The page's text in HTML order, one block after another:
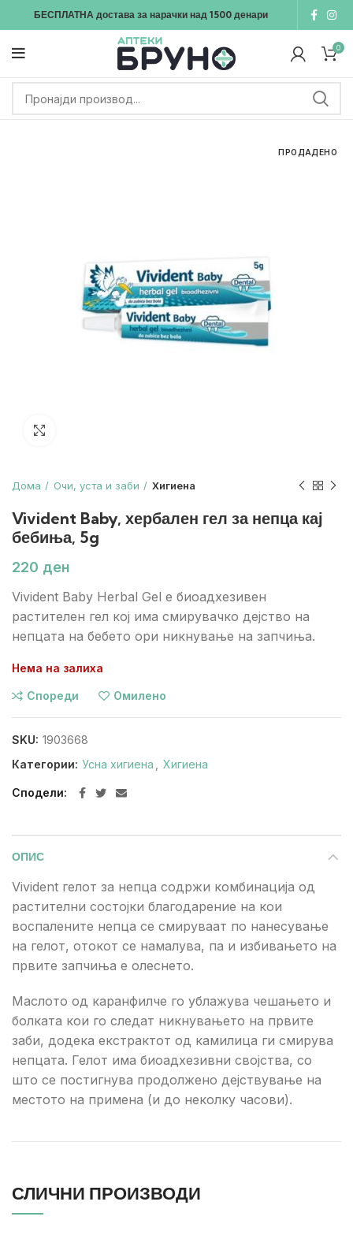
БЕСПЛАТНА доставаза нарачки над 1500денари
0
ПРОДАДЕНО
Дома Очи, уста и заби Хигиена
Vivident Baby, хербален гел за непца кај
бебиња, 5g
ден
Vivident Baby Herbal Gel е биоадхезивен
растителен гел кој има смирувачко дејство на
непцата на бебето ори никнување на запчиња.
Нема на залиха
Спореди Омилено
SKU: 1903668
Категории: Усна хигиена Хигиена
Сподели
ОПИС
Vivident гелот за непца содржи комбинација од
растителни состојки благодарение на кои
воспалените непца се смируваат по нанесување
на гелот, отокот се намалува, па и избивањето на
првите запчиња е олеснето.
Маслото од каранфилче го ублажува чешањето и
болката кои го следат никнувањето на првите
заби, додека екстрактот од камилица ги смирува
непцата. Гелот има биоадхезивни својства, со
што се постигнува продолжено дејствување на
местото на примена (и до неколку часови).
СЛИЧНИ ПРОИЗВОДИ